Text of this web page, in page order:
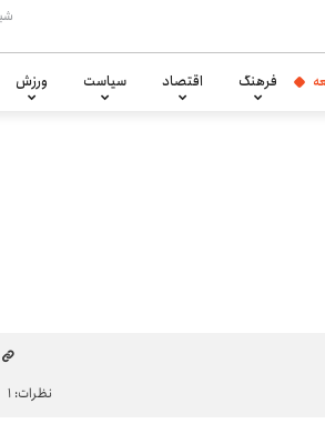
فرهنگ اقتصاد سیاست ورزش
نظرات: ۱